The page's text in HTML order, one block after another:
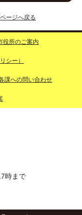
ージへ戻る
役所のご案内
シー）
課への問い合わせ
時まで